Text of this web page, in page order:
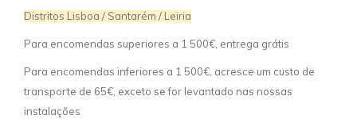
Distritos Lisboa / Santarém / Leiria
Para encomendas superiores a 1 500€, entrega grátis
Para encomendas inferiores a 1 500€, acresce um custo de
transporte de 65€, exceto se for levantado nas nossas
instalações